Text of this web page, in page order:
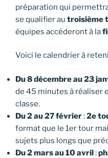
préparation qui
se qualifier au troisième
équipes accéderont à la
Voici le calendrier à
Du 8 décembre au 23
de 45 minutes à réaliser
classe.
Du 2 au 27 février:2e
format que le 1er tour
sujets plus longs que
Du 2 mars au 10 avril: